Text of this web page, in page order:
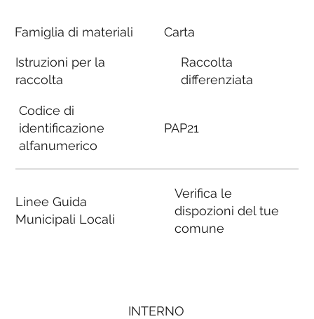
Famiglia di materiali
Istruzioni per la
raccolta
Codice di
identificazione
alfanumerico
Linee Guida
Municipali Locali
Carta
Raccolta
differenziata
PAP21
Verifica le
dispozioni del tue
comune
INTERNO